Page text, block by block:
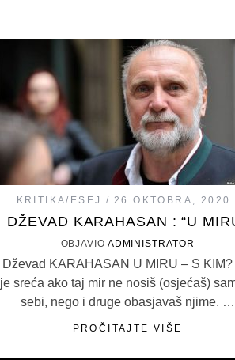
KRITIKA/ESEJ 26 OKTOBRA, 2020
DŽEVAD KARAHASAN : “U
OBJAVIO ADMINISTRATOR
Dževad KARAHASAN U MIRU – S KIM?
je sreća ako taj mir ne nosiš (osjećaš)
sebi, nego i druge obasjavaš njime. …
PROČITAJTE VIŠE